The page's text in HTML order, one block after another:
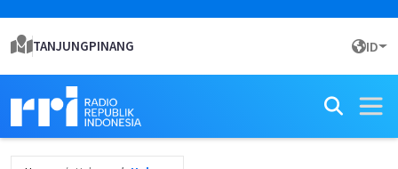
TANJUNGPINANG ID